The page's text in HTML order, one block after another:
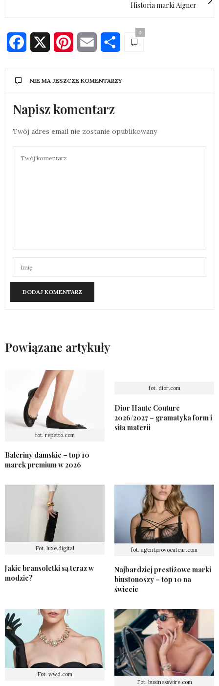
Historia marki Aigner
Facebook PinterestEmail Share
0
NIE MA JESZCZE KOMENTARZY
Napisz komentarz
Twój adres email nie zostanie opublikowany
Powiązane artykuły
fot. repetto.com
Baleriny damskie – top 10
marek premium w 2026
fot. dior.com
Dior Haute Couture
2026/2027 – gramatyka form i
siła materii
Fot. luxe.digital
Jakie bransoletki są teraz w
modzie?
fot. agentprovocateur.com
Najbardziej prestiżowe marki
biustonoszy – top 10 na
świecie
Fot. wwd.com
Fot. businesswire.com